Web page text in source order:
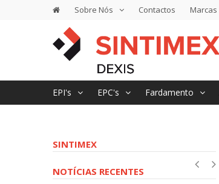
Sobre Nós Contactos Marcas
EPI's EPC's Fardamento
SINTIMEX
NOTÍCIAS RECENTES